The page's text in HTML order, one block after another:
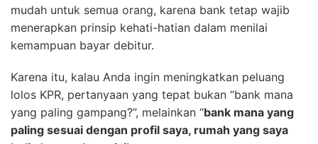
mudah untuk semua orang, karena bank tetap wajib
menerapkan prinsip kehati-hatian dalam menilai
kemampuan bayar debitur.
Karena itu, kalau Anda ingin meningkatkan peluang
lolos KPR, pertanyaan yang tepat bukan “bank mana
yang paling gampang?”, melainkan “bank mana yang
paling sesuai dengan profil saya, rumah yang saya